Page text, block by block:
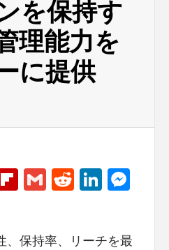
を保持す
理能力を
に提供
Flipboard
GmailReddit
、保持率、リーチを最